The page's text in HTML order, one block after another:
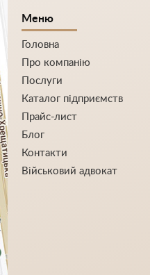
Меню
Головна
Про компанію
Послуги
Каталог підприємств
Прайс-лист
Блог
Контакти
Військовий адвокат